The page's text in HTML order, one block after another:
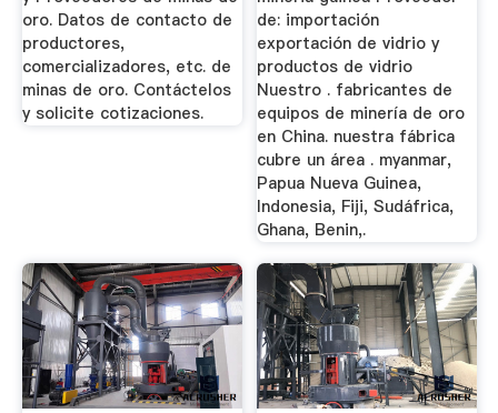
oro. Datos de contacto de
productores,
comercializadores, etc. de
minas de oro. Contáctelos
y solicite cotizaciones.
de: importación
exportación de vidrio y
productos de vidrio
Nuestro . fabricantes de
equipos de minería de oro
en China. nuestra fábrica
cubre un área . myanmar,
Papua Nueva Guinea,
Indonesia, Fiji, Sudáfrica,
Ghana, Benin,.